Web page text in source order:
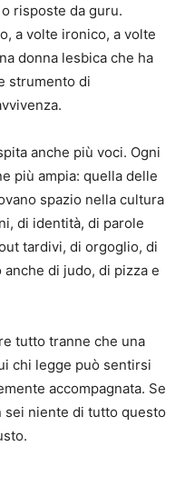
risposte da guru.
a volte ironico, a volte
donna lesbica che ha
strumento di
anche più voci. Ogni
più ampia: quella delle
spazio nella cultura
di identità, di parole
tardivi, di orgoglio, di
di judo, di pizza e
tutto tranne che una
chi legge può sentirsi
accompagnata. Se
sei niente di tutto questo